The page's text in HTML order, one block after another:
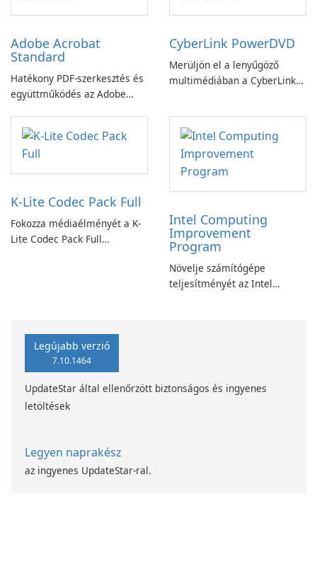
Adobe Acrobat
Standard
Hatékony PDF-szerkesztés és
együttműködés az Adobe
alkalmazással.
CyberLink PowerDVD
Merüljön el a lenyűgöző
multimédiában a CyberLink
K-Lite Codec Pack Full
Fokozza médiaélményét a K-
Lite Codec Pack Full
Intel Computing
Improvement
Program
Növelje számítógépe
teljesítményét az Intel
Legújabb verzió
7.10.1464
UpdateStar által ellenőrzött biztonságos és ingyenes
letöltések
Legyen naprakész
az ingyenes UpdateStar-ral.